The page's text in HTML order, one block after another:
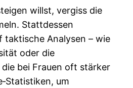
willst, vergiss die
Stattdessen
taktische Analysen – wie
oder die
die bei Frauen oft stärker
um